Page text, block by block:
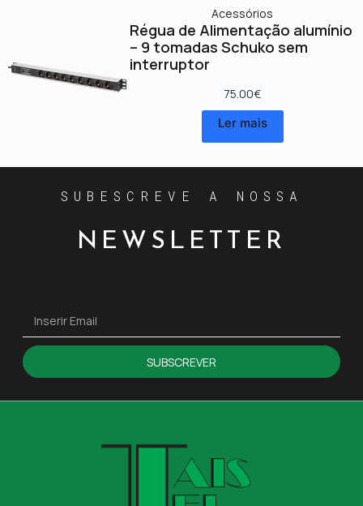
Acessórios
Régua de Alimentação alumínio
– 9 tomadas Schuko sem
interruptor
75.00€
Ler mais
SUBESCREVE A NOSSA
NEWSLETTER
SUBSCREVER